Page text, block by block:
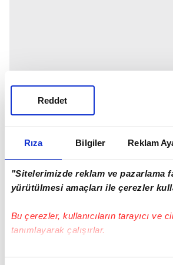
Rıza Bilgiler Reklam
"Sitelerimizde reklam ve pazarlama
yürütülmesi amaçları ile çerezler
Bu çerezler, kullanıcıların tarayıcı ve
tanımlayarak çalışırlar.
Bu çerezlere izin vermeniz halinde
Reddet